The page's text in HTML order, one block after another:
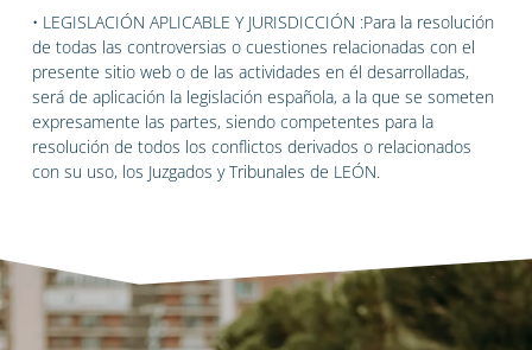
• LEGISLACIÓN APLICABLE Y JURISDICCIÓN :Para la resolución
de todas las controversias o cuestiones relacionadas con el
presente sitio web o de las actividades en él desarrolladas,
será de aplicación la legislación española, a la que se someten
expresamente las partes, siendo competentes para la
resolución de todos los conflictos derivados o relacionados
con su uso, los Juzgados y Tribunales de LEÓN.